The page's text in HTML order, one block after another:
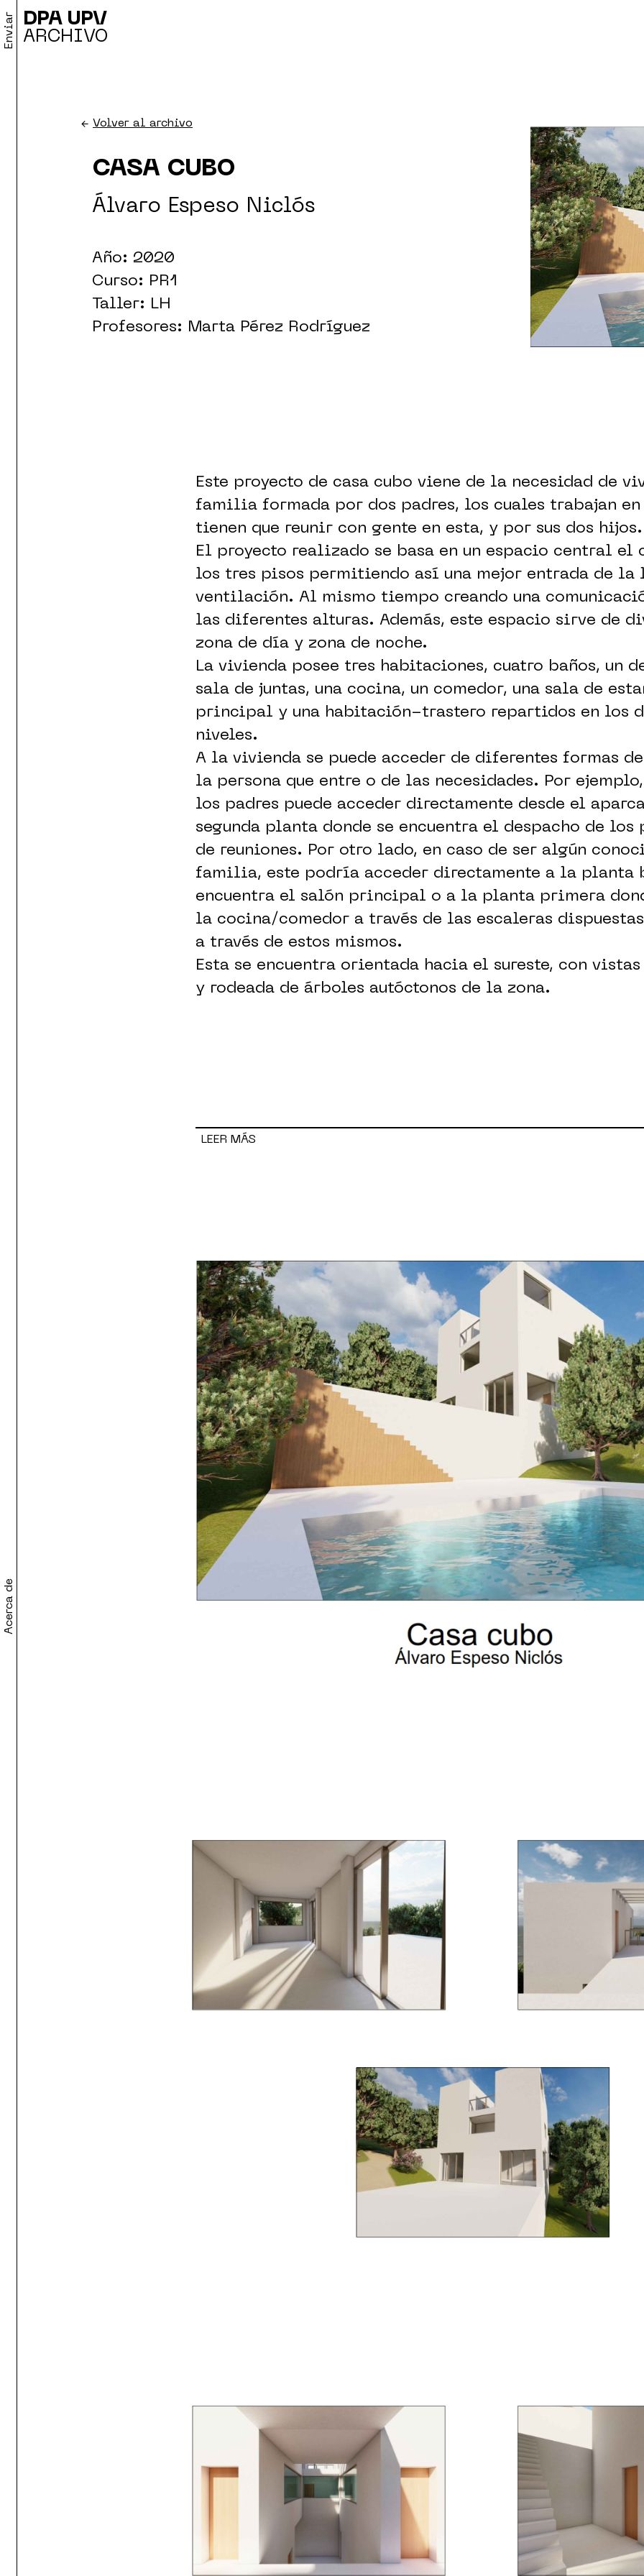
DPA UPV
ARCHIVO
Acerca de
Enviar
← Volver al archivo
CASA CUBO
Álvaro Espeso Niclós
Año: 2020
Curso: PR1
Taller: LH
Profesores: Marta Pérez Rodríguez
Este proyecto de casa cubo viene de la necesidad de
familia formada por dos padres, los cuales trabajan en
tienen que reunir con gente en esta, y por sus dos hijos.
El proyecto realizado se basa en un espacio central el
los tres pisos permitiendo así una mejor entrada de la
ventilación. Al mismo tiempo creando una
las diferentes alturas. Además, este espacio sirve de
zona de día y zona de noche.
La vivienda posee tres habitaciones, cuatro baños, un
sala de juntas, una cocina, un comedor, una sala de
principal y una habitación-trastero repartidos en los
niveles.
A la vivienda se puede acceder de diferentes formas
la persona que entre o de las necesidades. Por
los padres puede acceder directamente desde el
segunda planta donde se encuentra el despacho de los
de reuniones. Por otro lado, en caso de ser algún
familia, este podría acceder directamente a la planta
encuentra el salón principal o a la planta primera
la cocina/comedor a través de las escaleras
a través de estos mismos.
Esta se encuentra orientada hacia el sureste, con
y rodeada de árboles autóctonos de la zona.
LEER MÁS